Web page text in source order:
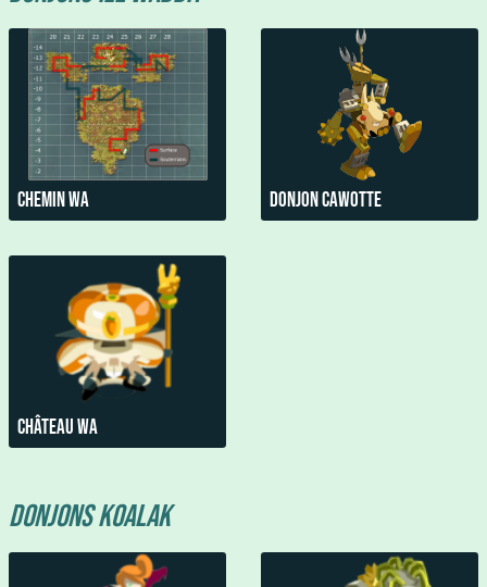
Chemin Wa Donjon Cawotte
Château Wa
Donjons Koalak